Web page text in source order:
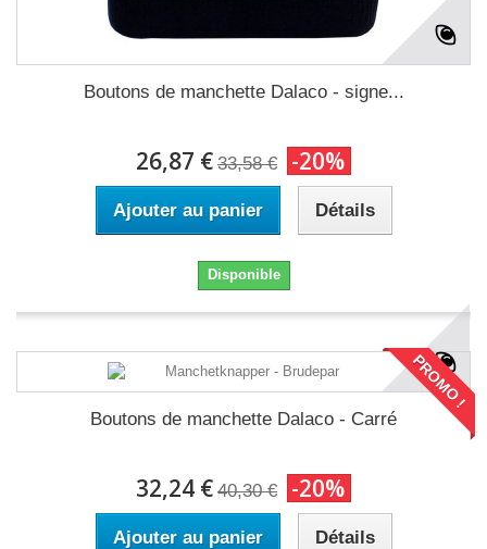
Boutons de manchette Dalaco - signe...
26,87 € 33,58 € -20%
Ajouter au panier Détails
Disponible
PROMO !
Boutons de manchette Dalaco - Carré
32,24 € 40,30 € -20%
Ajouter au panier Détails